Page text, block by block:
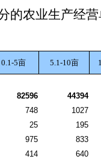
的农业生产经
0.1-5亩 5.1-10亩
82596
44394
748
1027
25
195
975
833
414
640